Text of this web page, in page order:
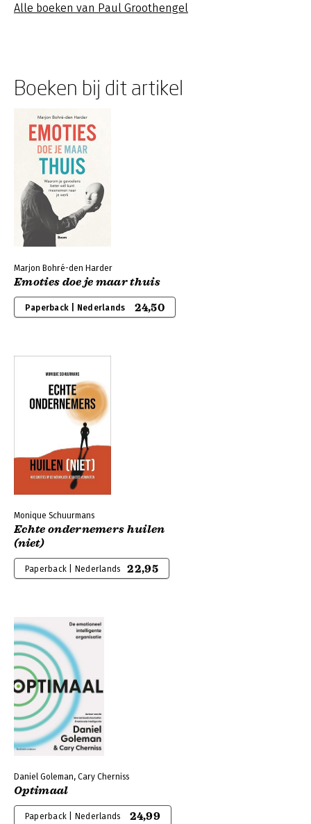
Alle boeken van Paul Groothengel
Boeken bij dit artikel
Marjon Bohré-den Harder
Emoties doe je maar thuis
Paperback | Nederlands 24,50
Monique Schuurmans
Echte ondernemers huilen
(niet)
Paperback | Nederlands 22,95
Daniel Goleman, Cary Cherniss
Optimaal
Paperback | Nederlands 24,99